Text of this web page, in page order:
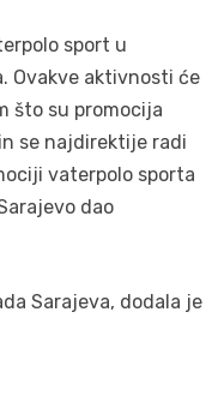
sport u
Ovakve aktivnosti će
što su promocija
se najdirektije radi
vaterpolo sporta
dao
Sarajeva, dodala je